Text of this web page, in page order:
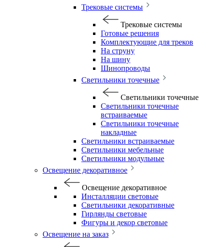
Трековые системы
Трековые системы
Готовые решения
Комплектующие для треков
На струну
На шину
Шинопроводы
Светильники точечные
Светильники точечные
Светильники точечные
встраиваемые
Светильники точечные
накладные
Светильники встраиваемые
Светильники мебельные
Светильники модульные
Освещение декоративное
Освещение декоративное
Инсталляции световые
Светильники декоративные
Гирлянды световые
Фигуры и декор световые
Освещение на заказ